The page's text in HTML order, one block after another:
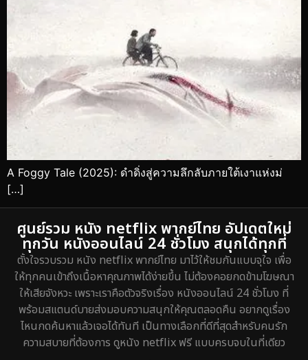
A Foggy Tale (2025): ดำดิ่งสู่ความลึกลับภายใต้เงาแห่งม่
[…]
ศูนย์รวม หนัง netflix พากย์ไทย อัปเดตใหม่
ทุกวัน หนังออนไลน์ 24 ชั่วโมง สนุกได้ทุกที่
ตั้งใจรวบรวม หนัง netflix พากย์ไทย มาไว้ให้ชมกันแบบจุใจ เพื่อ
ให้ทุกคนเข้าถึงเนื้อหาคุณภาพได้ง่ายขึ้น ไม่ต้องคอยกดข้ามโฆษณา
ให้เสียจังหวะ เพราะเราคือตัวจริงเรื่อง หนังออนไลน์ 24 ชั่วโมง ที่
พร้อมสแตนด์บายส่งมอบความสนุกให้คุณตลอดคืน อยากดูเรื่อง
ไหนกดค้นหาแล้วเจอได้ทันที เป็นทางเลือกที่ดีที่สุดสำหรับคนรัก
ความสบายที่ต้องการ ดูหนัง netflix ฟรี แบบครบจบในที่เดียว